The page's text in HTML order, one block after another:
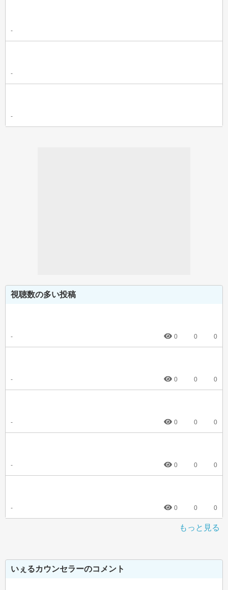
-
-
-
視聴数の多い投稿
- 0 0 0
- 0 0 0
- 0 0 0
- 0 0 0
- 0 0 0
もっと見る
いぇるカウンセラーのコメント